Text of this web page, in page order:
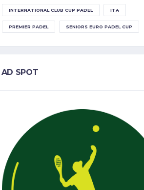
INTERNATIONAL CLUB CUP PADEL ITA
PREMIER PADEL SENIORS EURO PADEL CUP
AD SPOT